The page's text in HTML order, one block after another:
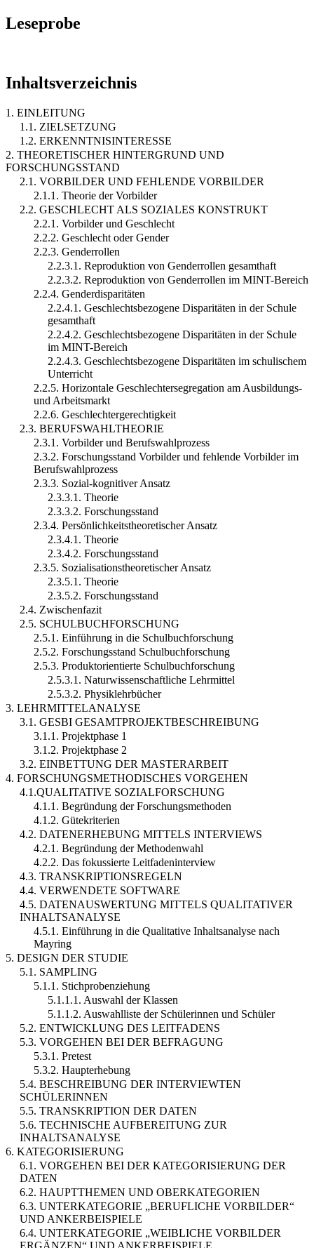
Leseprobe
Inhaltsverzeichnis
1. EINLEITUNG
1.1. ZIELSETZUNG
1.2. ERKENNTNISINTERESSE
2. THEORETISCHER HINTERGRUND UND
FORSCHUNGSSTAND
2.1. VORBILDER UND FEHLENDE VORBILDER
2.1.1. Theorie der Vorbilder
2.2. GESCHLECHT ALS SOZIALES KONSTRUKT
2.2.1. Vorbilder und Geschlecht
2.2.2. Geschlecht oder Gender
2.2.3. Genderrollen
2.2.3.1. Reproduktion von Genderrollen gesamthaft
2.2.3.2. Reproduktion von Genderrollen im MINT-Bereich
2.2.4. Genderdisparitäten
2.2.4.1. Geschlechtsbezogene Disparitäten in der Schule
gesamthaft
2.2.4.2. Geschlechtsbezogene Disparitäten in der Schule
im MINT-Bereich
2.2.4.3. Geschlechtsbezogene Disparitäten im schulischem
Unterricht
2.2.5. Horizontale Geschlechtersegregation am Ausbildungs-
und Arbeitsmarkt
2.2.6. Geschlechtergerechtigkeit
2.3. BERUFSWAHLTHEORIE
2.3.1. Vorbilder und Berufswahlprozess
2.3.2. Forschungsstand Vorbilder und fehlende Vorbilder im
Berufswahlprozess
2.3.3. Sozial-kognitiver Ansatz
2.3.3.1. Theorie
2.3.3.2. Forschungsstand
2.3.4. Persönlichkeitstheoretischer Ansatz
2.3.4.1. Theorie
2.3.4.2. Forschungsstand
2.3.5. Sozialisationstheoretischer Ansatz
2.3.5.1. Theorie
2.3.5.2. Forschungsstand
2.4. Zwischenfazit
2.5. SCHULBUCHFORSCHUNG
2.5.1. Einführung in die Schulbuchforschung
2.5.2. Forschungsstand Schulbuchforschung
2.5.3. Produktorientierte Schulbuchforschung
2.5.3.1. Naturwissenschaftliche Lehrmittel
2.5.3.2. Physiklehrbücher
3. LEHRMITTELANALYSE
3.1. GESBI GESAMTPROJEKTBESCHREIBUNG
3.1.1. Projektphase 1
3.1.2. Projektphase 2
3.2. EINBETTUNG DER MASTERARBEIT
4. FORSCHUNGSMETHODISCHES VORGEHEN
4.1.QUALITATIVE SOZIALFORSCHUNG
4.1.1. Begründung der Forschungsmethoden
4.1.2. Gütekriterien
4.2. DATENERHEBUNG MITTELS INTERVIEWS
4.2.1. Begründung der Methodenwahl
4.2.2. Das fokussierte Leitfadeninterview
4.3. TRANSKRIPTIONSREGELN
4.4. VERWENDETE SOFTWARE
4.5. DATENAUSWERTUNG MITTELS QUALITATIVER
INHALTSANALYSE
4.5.1. Einführung in die Qualitative Inhaltsanalyse nach
Mayring
5. DESIGN DER STUDIE
5.1. SAMPLING
5.1.1. Stichprobenziehung
5.1.1.1. Auswahl der Klassen
5.1.1.2. Auswahlliste der Schülerinnen und Schüler
5.2. ENTWICKLUNG DES LEITFADENS
5.3. VORGEHEN BEI DER BEFRAGUNG
5.3.1. Pretest
5.3.2. Haupterhebung
5.4. BESCHREIBUNG DER INTERVIEWTEN
SCHÜLERINNEN
5.5. TRANSKRIPTION DER DATEN
5.6. TECHNISCHE AUFBEREITUNG ZUR
INHALTSANALYSE
6. KATEGORISIERUNG
6.1. VORGEHEN BEI DER KATEGORISIERUNG DER
DATEN
6.2. HAUPTTHEMEN UND OBERKATEGORIEN
6.3. UNTERKATEGORIE „BERUFLICHE VORBILDER“
UND ANKERBEISPIELE
6.4. UNTERKATEGORIE „WEIBLICHE VORBILDER
ERGÄNZEN“ UND ANKERBEISPIELE